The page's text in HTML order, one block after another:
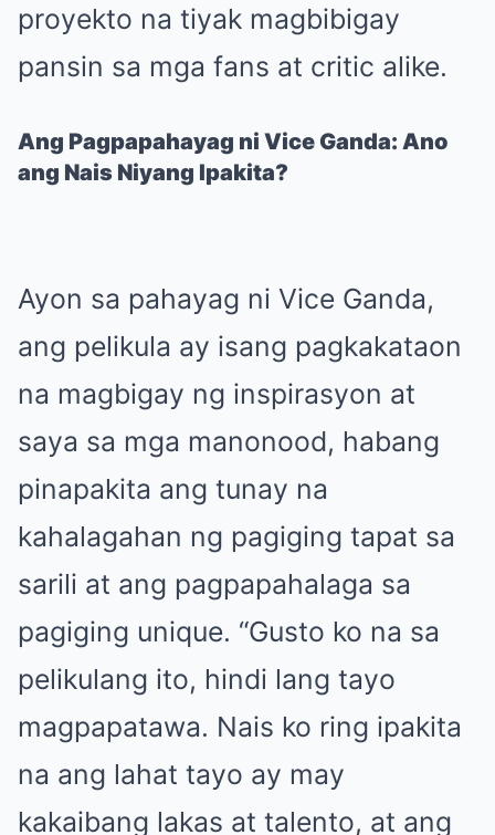
proyekto na tiyak magbibigay
pansin sa mga fans at critic alike.
Ang Pagpapahayag ni Vice Ganda: Ano
ang Nais Niyang Ipakita?
Ayon sa pahayag ni Vice Ganda,
ang pelikula ay isang pagkakataon
na magbigay ng inspirasyon at
saya sa mga manonood, habang
pinapakita ang tunay na
kahalagahan ng pagiging tapat sa
sarili at ang pagpapahalaga sa
pagiging unique. “Gusto ko na sa
pelikulang ito, hindi lang tayo
magpapatawa. Nais ko ring ipakita
na ang lahat tayo ay may
kakaibang lakas at talento, at ang